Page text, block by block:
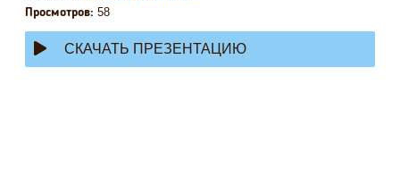
Просмотров: 58
СКАЧАТЬ ПРЕЗЕНТАЦИЮ